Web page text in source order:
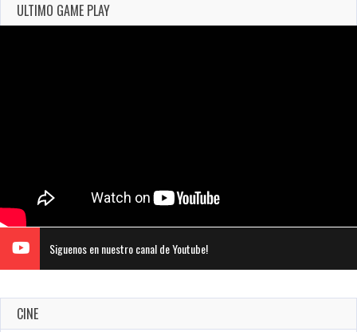
ULTIMO GAME PLAY
Siguenos en nuestro canal de Youtube!
CINE